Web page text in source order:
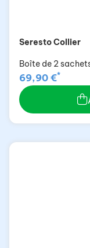
Seresto Collier
Boîte de 2
69,90 €*